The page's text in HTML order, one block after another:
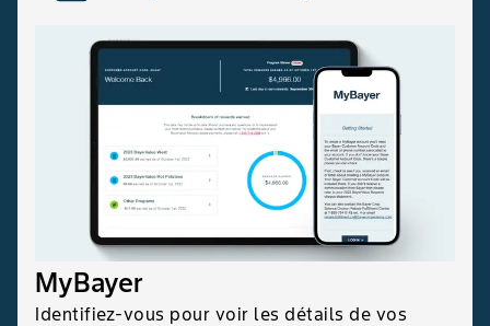
MyBayer
Identifiez-vous pour voir les détails de vos